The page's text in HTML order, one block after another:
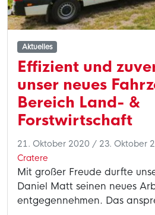
Aktuelles
Effizient und
unser neues
Bereich Land- &
Forstwirtschaft
21. Oktober 2020 / 23. Oktober
Cratere
Mit großer Freude durfte
Daniel Matt seinen neues
entgegennehmen. Das